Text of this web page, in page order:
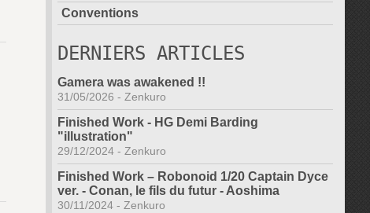
Conventions
DERNIERS ARTICLES
Gamera was awakened !!
31/05/2026 - Zenkuro
Finished Work - HG Demi Barding
"illustration"
29/12/2024 - Zenkuro
Finished Work – Robonoid 1/20 Captain Dyce
ver. - Conan, le fils du futur - Aoshima
30/11/2024 - Zenkuro